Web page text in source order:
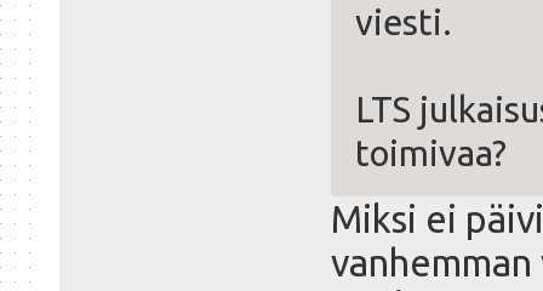
viesti.
LTS
toimivaa?
Miksi ei